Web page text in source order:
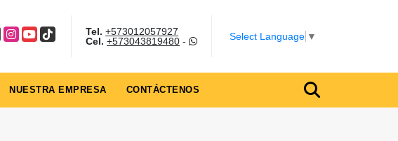
Instagram
YouTube
TikTok Tel. +573012057927
Cel. +573043819480- Select Language ▼
NUESTRA EMPRESA CONTÁCTENOS